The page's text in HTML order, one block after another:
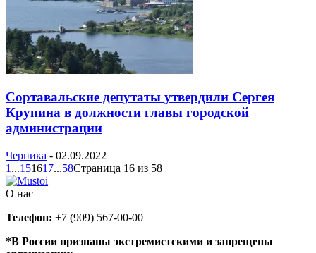
Сортавальские депутаты утвердили Сергея
Крупина в должности главы городской
администрации
Черника - 02.09.2022
1 ...151617...58Страница 16 из 58
О нас
Телефон: +7 (909) 567-00-00
*В России признаны экстремистскими и запрещены